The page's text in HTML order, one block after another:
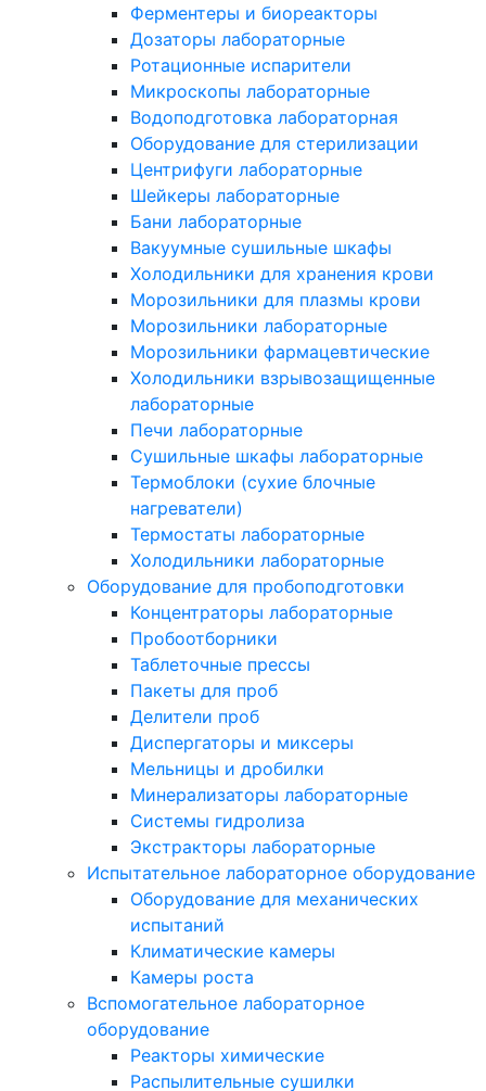
Ферментеры и биореакторы
Дозаторы лабораторные
Ротационные испарители
Микроскопы лабораторные
Водоподготовка лабораторная
Оборудование для стерилизации
Центрифуги лабораторные
Шейкеры лабораторные
Бани лабораторные
Вакуумные сушильные шкафы
Холодильники для хранения крови
Морозильники для плазмы крови
Морозильники лабораторные
Морозильники фармацевтические
Холодильники взрывозащищенные
лабораторные
Печи лабораторные
Сушильные шкафы лабораторные
Термоблоки (сухие блочные
нагреватели)
Термостаты лабораторные
Холодильники лабораторные
Оборудование для пробоподготовки
Концентраторы лабораторные
Пробоотборники
Таблеточные прессы
Пакеты для проб
Делители проб
Диспергаторы и миксеры
Мельницы и дробилки
Минерализаторы лабораторные
Системы гидролиза
Экстракторы лабораторные
Испытательное лабораторное оборудование
Оборудование для механических
испытаний
Климатические камеры
Камеры роста
Вспомогательное лабораторное
оборудование
Реакторы химические
Распылительные сушилки